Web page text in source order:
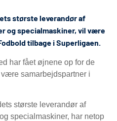
største leverandør af
og specialmaskiner, vil være
tilbage i Superligaen.
har fået øjnene op for de
samarbejdspartner i
største leverandør af
specialmaskiner, har netop